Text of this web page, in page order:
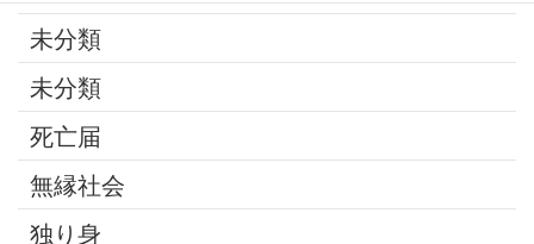
未分類
未分類
死亡届
無縁社会
独り身